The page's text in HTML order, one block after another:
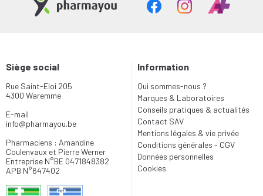
Siège social
Rue Saint-Eloi 205
4300 Waremme
E-mail
info@pharmayou.be
Pharmaciens : Amandine
Coulenvaux et Pierre Werner
Entreprise N°BE 0471848382
APB N°647402
Information
Qui sommes-nous ?
Marques & Laboratoires
Conseils pratiques & actualités
Contact SAV
Mentions légales & vie privée
Conditions générales - CGV
Données personnelles
Cookies